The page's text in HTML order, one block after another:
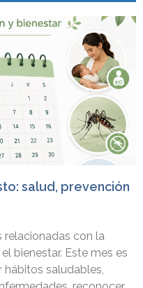
salud, prevención
con la
bienestar. Este mes es
saludables,